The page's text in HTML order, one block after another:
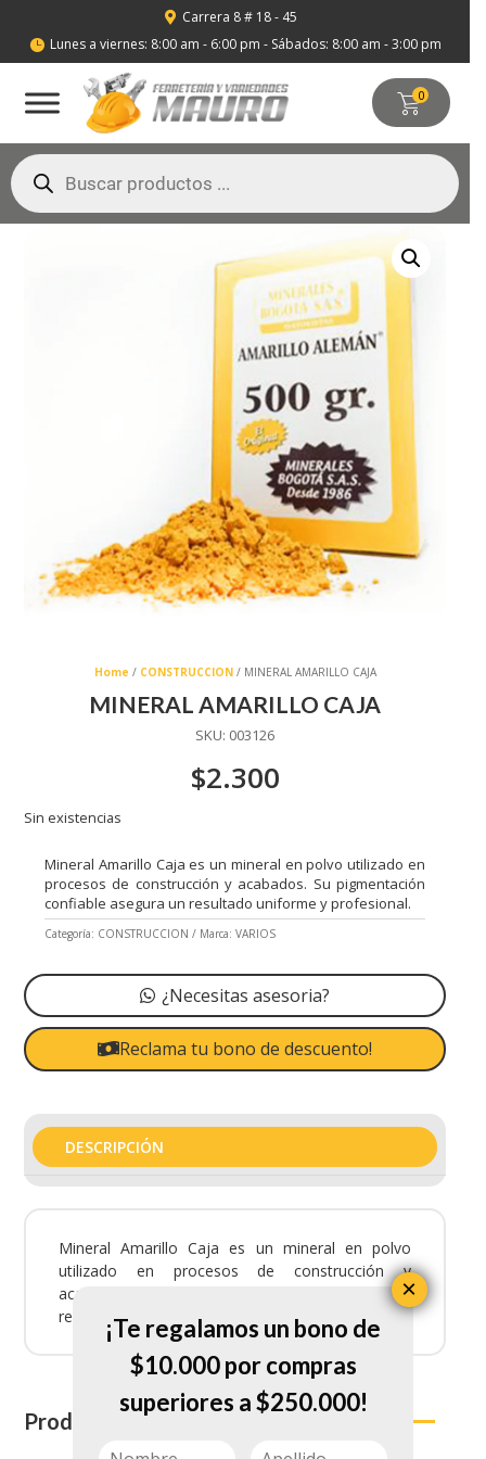
 Carrera 8 # 18 - 45
 Lunes a viernes: 8:00 am - 6:00 pm - Sábados: 8:00 am - 3:00 pm
0
Búsqueda
de
productos
Home / CONSTRUCCION/ MINERAL AMARILLO CAJA
MINERAL AMARILLO CAJA
SKU: 003126
$2.300
Sin existencias
Mineral Amarillo Caja es un mineral en polvo utilizado en
procesos de construcción y acabados. Su pigmentación
confiable asegura un resultado uniforme y profesional.
Categoría: CONSTRUCCION Marca:VARIOS
¿Necesitas asesoria?
Reclama tu bono de descuento!
DESCRIPCIÓN
Mineral Amarillo Caja es un mineral en polvo
utilizado en procesos de construcción y
acabados. Su pigmentación confiable asegura un
resultado uniforme y profesional.
Productos relacionados
¡Te regalamos un bono de
$10.000 por compras
superiores a $250.000!
×